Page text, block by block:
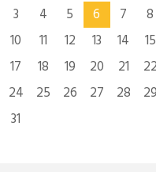
3
4 5 6 7 8
10
11 12 13 14 15
17
18 19 20 21 22
24
25 26 27 28 29
31